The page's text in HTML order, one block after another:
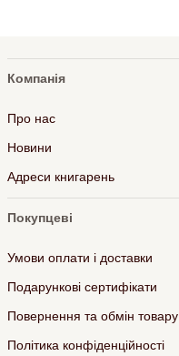
Компанія
Про нас
Новини
Адреси книгарень
Покупцеві
Умови оплати і доставки
Подарункові сертифікати
Повернення та обмін товару
Політика конфіденційності